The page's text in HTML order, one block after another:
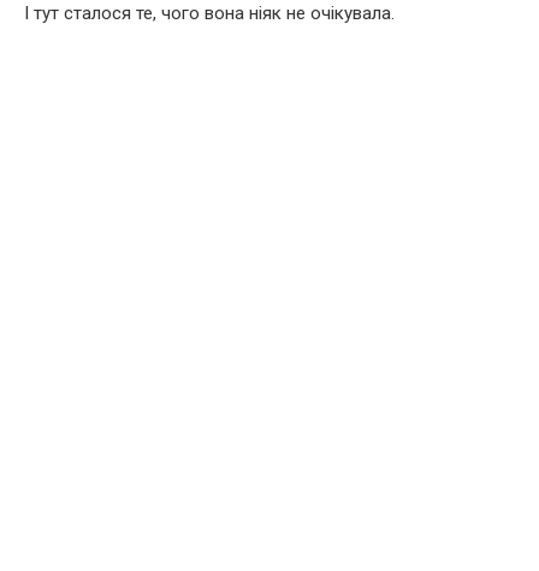
І тут сталося те, чого вона ніяк не очікувала.